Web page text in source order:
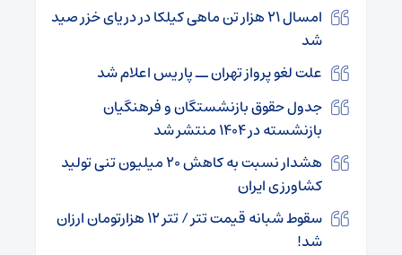
امسال ۲۱ هزار تن ماهی کیلکا در دریای خزر صید
شد
علت لغو پرواز تهران ــ پاریس اعلام شد
جدول حقوق بازنشستگان و فرهنگیان
بازنشسته در ۱۴۰۴ منتشر شد
هشدار نسبت به کاهش ۲۰ میلیون تنی تولید
کشاورزی ایران
سقوط شبانه قیمت تتر / تتر ۱۲ هزارتومان ارزان
شد!